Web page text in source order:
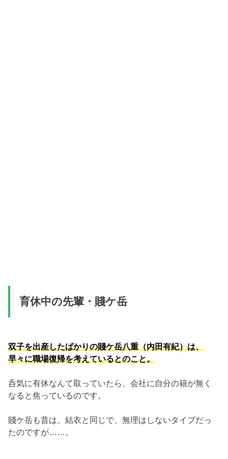
育休中の先輩・賤ケ岳
双子を出産したばかりの賤ケ岳八重（内田有紀）は、
早々に職場復帰を考えているとのこと。
呑気に有休なんて取っていたら、会社に自分の籍が無く
なると焦っているのです。
賤ケ岳も昔は、結衣と同じで、無理はしないタイプだっ
たのですが……。